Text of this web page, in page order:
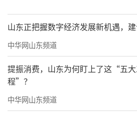
年均增长77%。积极拓展
建“一带一路”国家产业合作
目，总投资约2700亿元。
际博览中心，承办重大活动
组织“国家会客厅”。全面
升战略。国家总体方案112
山东正把握数字经济发展新机遇，
中华网山东频道
提振消费，山东为何盯上了这“五
程”？
中华网山东频道